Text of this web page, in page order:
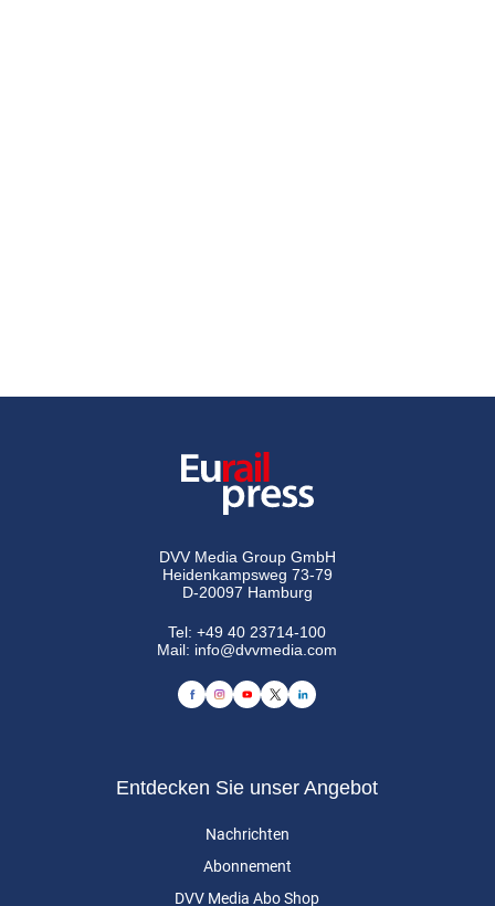
DVV Media Group GmbH
Heidenkampsweg 73-79
D-20097 Hamburg
Tel:+49 40 23714-100
Mail: info@dvvmedia.com
Entdecken Sie unser Angebot
Nachrichten
Abonnement
DVV Media Abo Shop